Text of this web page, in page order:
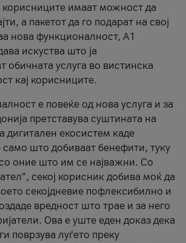
корисниците имаат можност да
а пакетот да го подарат на свој
нова функционалност, А1
искуства што ја
обичната услуга во вистинска
кај корисниците.
е повеќе од нова услуга и за
претставува суштината на
дигитален екосистем каде
што добиваат бенефити, туку
оние што им се најважни. Со
секој корисник добива моќ да
секојдневие пофлексибилно и
вредност што трае и за него
Ова е уште еден доказ дека
поврзува луѓето преку